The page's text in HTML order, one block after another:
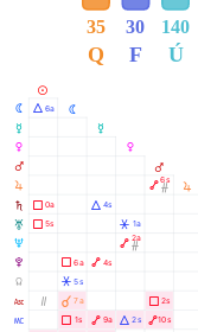
Q
35
F
30
Ú
140
M
N
N
O
O
P
P
Q
Q
R
R
S
T
U
V
Y
W
X
Á 6a
Ã 0a
Ã 5s
Ò
Ã 6a
Â 5s
À 7a
Ã 1s
Á 4s
Ä 4s
Ä 9a
Â 1a
ÄÓ
2a
Á 2s
Ä Ó
6s
Ã 2s
Ä10s